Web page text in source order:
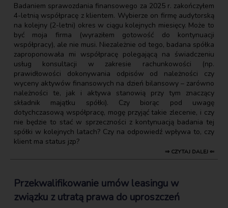
Badaniem sprawozdania finansowego za 2025 r. zakończyłem
4-letnią współpracę z klientem. Wybierze on firmę audytorską
na kolejny (2-letni) okres w ciągu kolejnych miesięcy. Może to
być moja firma (wyraziłem gotowość do kontynuacji
współpracy), ale nie musi. Niezależnie od tego, badana spółka
zaproponowała mi współpracę polegającą na świadczeniu
usług konsultacji w zakresie rachunkowości (np.
prawidłowości dokonywania odpisów od należności czy
wyceny aktywów finansowych na dzień bilansowy – zarówno
należności te, jak i aktywa stanowią przy tym znaczący
składnik majątku spółki). Czy biorąc pod uwagę
dotychczasową współpracę, mogę przyjąć takie zlecenie, i czy
nie będzie to stać w sprzeczności z kontynuacją badania tej
spółki w kolejnych latach? Czy na odpowiedź wpływa to, czy
klient ma status jzp?
⇒ CZYTAJ DALEJ ⇐
Przekwalifikowanie umów leasingu w
związku z utratą prawa do uproszczeń